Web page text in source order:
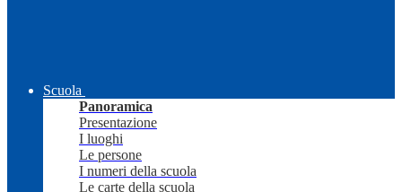
Scuola
Panoramica
Presentazione
I luoghi
Le persone
I numeri della scuola
Le carte della scuola